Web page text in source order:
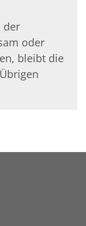
der
oder
bleibt die